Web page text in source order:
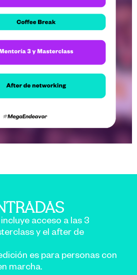
acceso a las 3
y el after de
es para personas con
marcha.